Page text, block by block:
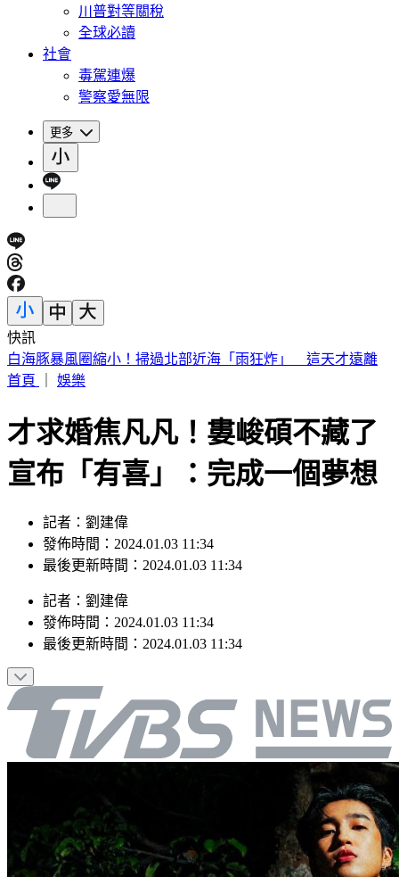
川普對等關稅
全球必讀
社會
毒駕連爆
警察愛無限
更多
快訊
快訊／白海豚太兇猛！廈門航空飛松山「無法降落」 原機折
返福州
才求婚焦凡凡！婁峻碩不藏了
宣布「有喜」：完成一個夢想
記者：劉建偉
發佈時間：2024.01.03 11:34
記者：劉建偉
發佈時間：2024.01.03 11:34